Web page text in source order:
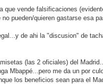
que vende falsificaciones
pueden/quieren gastarse esa
de ahi la "discusion" de
(las 2 oficiales) del
Mbappé...pero me da un por
los beneficios sean para el